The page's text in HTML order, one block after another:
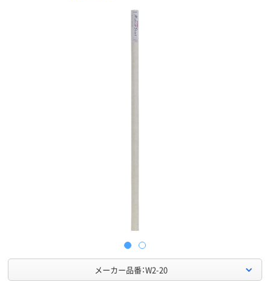
メーカー品番：W2-20